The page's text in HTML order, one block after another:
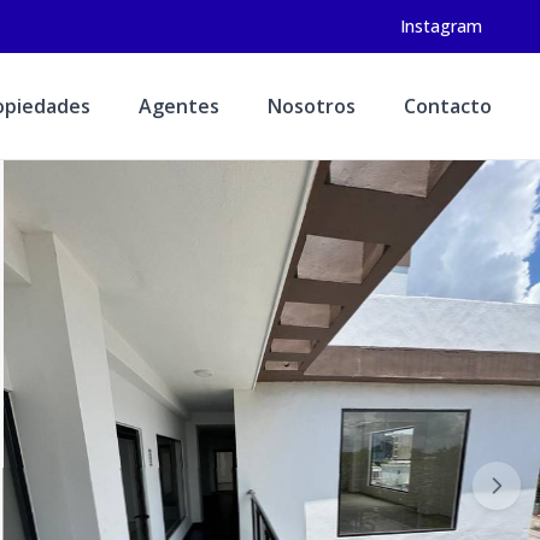
Instagram
Agentes Nosotros Contacto